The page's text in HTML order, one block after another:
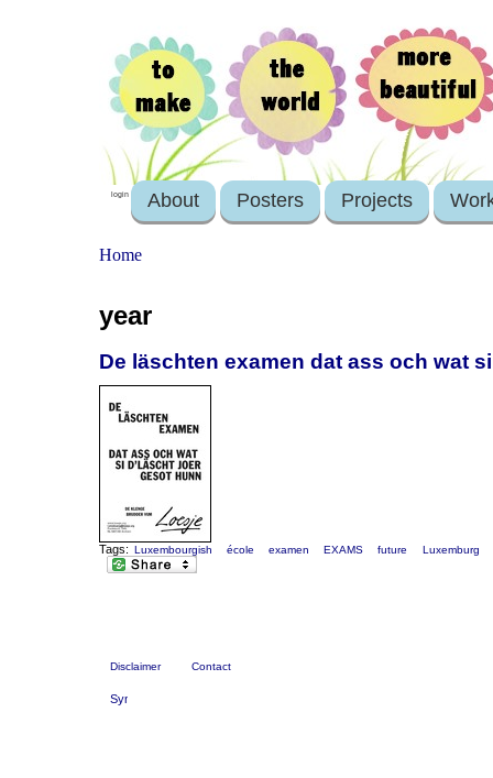
login About Posters Projects
Home
year
De läschten examen dat ass och wat
Tags: Luxembourgish école examen EXAMS future Luxemburg
Disclaimer Contact